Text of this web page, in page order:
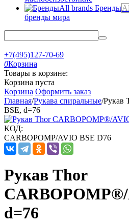
Бренды
бренды мира
+7(495)127-70-69
0Корзина
Товары в корзине:
Корзина пуста
Корзина Оформить заказ
Главная/Рукава спиральные/Рукав
BSE, d=76
КОД:
CARBOPOMP/AVIO BSE D76
Рукав Thor
d=76